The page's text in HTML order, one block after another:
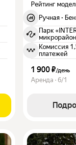
Рейтинг
Ручная ·
Парк
Комиссия
платежей
1 900 ₽/день
Аренда · 6/1